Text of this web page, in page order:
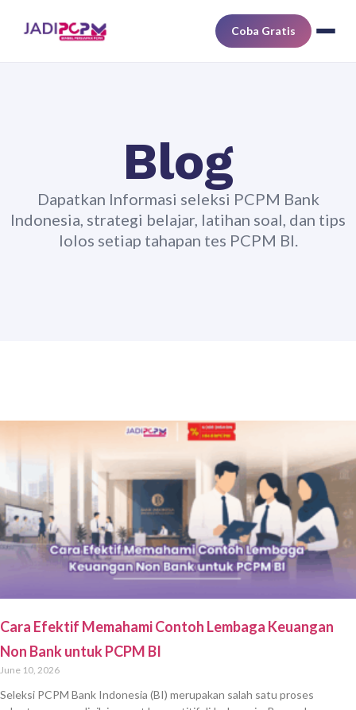
Coba Gratis
Blog
Dapatkan Informasi seleksi PCPM Bank
Indonesia, strategi belajar, latihan soal, dan tips
lolos setiap tahapan tes PCPM BI.
Cara Efektif Memahami Contoh Lembaga Keuangan
Non Bank untuk PCPM BI
June 10, 2026
Seleksi PCPM Bank Indonesia (BI) merupakan salah satu proses